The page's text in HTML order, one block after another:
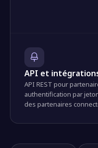
API et
API REST pour
authentification par
des partenaires